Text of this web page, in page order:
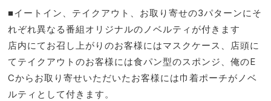
■イートイン、テイクアウト、お取り寄せの3パターンにそ
れぞれ異なる番組オリジナルのノベルティが付きます
店内にてお召し上がりのお客様にはマスクケース、店頭に
てテイクアウトのお客様には食パン型のスポンジ、俺のE
Cからお取り寄せいただいたお客様には巾着ポーチがノベ
ルティとして付きます。